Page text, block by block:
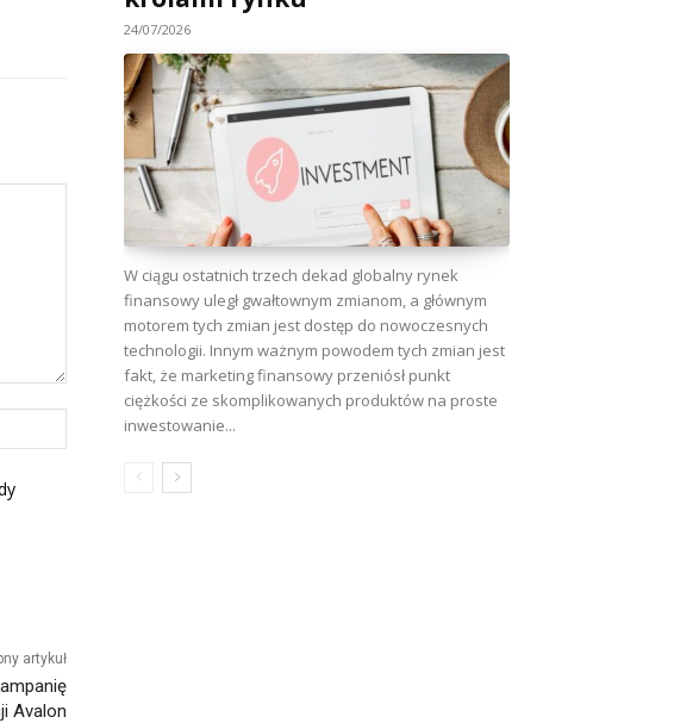
Internetowa:
artykuł
Avalon
24/07/2026
W ciągu ostatnich trzech dekad globalny rynek
finansowy uległ gwałtownym zmianom, a głównym
motorem tych zmian jest dostęp do nowoczesnych
technologii. Innym ważnym powodem tych zmian jest
fakt, że marketing finansowy przeniósł punkt
ciężkości ze skomplikowanych produktów na proste
inwestowanie...